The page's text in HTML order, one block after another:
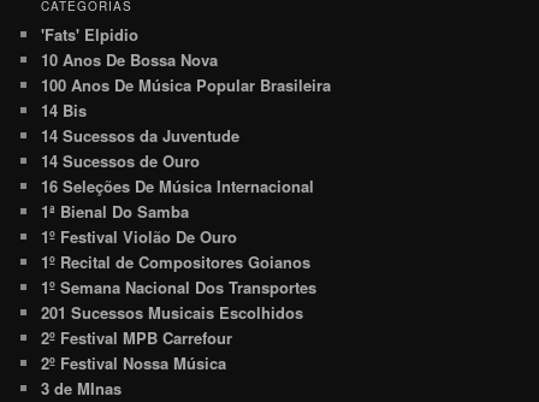
CATEGORIAS
'Fats' Elpidio
10 Anos De Bossa Nova
100 Anos De Música Popular Brasileira
14 Bis
14 Sucessos da Juventude
14 Sucessos de Ouro
16 Seleções De Música Internacional
1ª Bienal Do Samba
1º Festival Violão De Ouro
1º Recital de Compositores Goianos
1º Semana Nacional Dos Transportes
201 Sucessos Musicais Escolhidos
2º Festival MPB Carrefour
2º Festival Nossa Música
3 de MInas